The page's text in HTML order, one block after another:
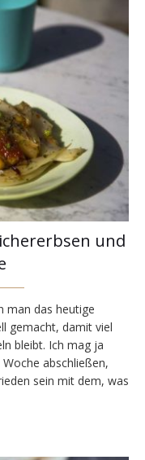
und
man das heutige
gemacht, damit viel
bleibt. Ich mag ja
abschließen,
sein mit dem, was
Wochenende,
sich…